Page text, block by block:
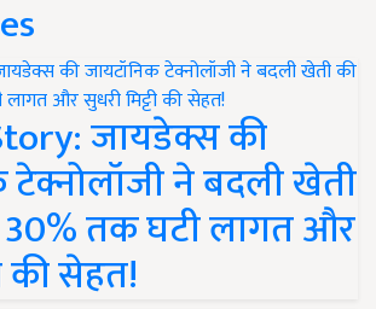
जायडेक्स की
टेक्नोलॉजी ने बदली खेती
30% तक घटी लागत और
की सेहत!